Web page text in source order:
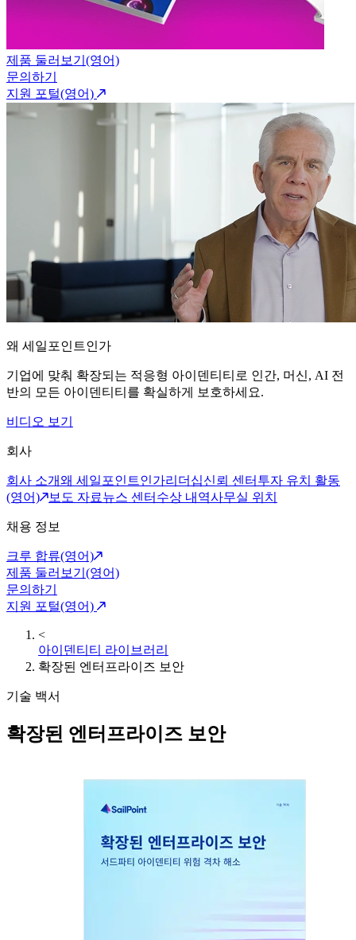
제품 둘러보기(영어)
문의하기
지원 포털(영어)
왜 세일포인트인가
기업에 맞춰 확장되는 적응형 아이덴티티로 인간, 머신, AI 전
반의 모든 아이덴티티를 확실하게 보호하세요.
비디오 보기
회사
회사 소개왜 세일포인트인가리더십신뢰 센터 투자 유치 활동
(영어)
보도 자료뉴스 센터 수상 내역사무실 위치
채용 정보
크루 합류(영어)
제품 둘러보기(영어)
문의하기
지원 포털(영어)
<
아이덴티티 라이브러리
확장된 엔터프라이즈 보안
기술 백서
확장된 엔터프라이즈 보안